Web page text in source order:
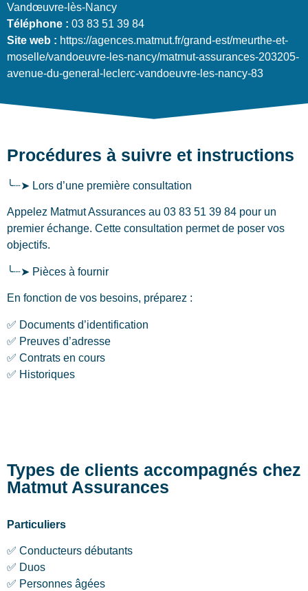
Vandœuvre-lès-Nancy
Téléphone : 03 83 51 39 84
Site web : https://agences.matmut.fr/grand-est/meurthe-et-
moselle/vandoeuvre-les-nancy/matmut-assurances-203205-
avenue-du-general-leclerc-vandoeuvre-les-nancy-83
Procédures à suivre et instructions
╰┈➤ Lors d’une première consultation
Appelez Matmut Assurances au 03 83 51 39 84 pour un
premier échange. Cette consultation permet de poser vos
objectifs.
╰┈➤ Pièces à fournir
En fonction de vos besoins, préparez :
✅ Documents d’identification
✅ Preuves d’adresse
✅ Contrats en cours
✅ Historiques
Types de clients accompagnés chez
Matmut Assurances
Particuliers
✅ Conducteurs débutants
✅ Duos
✅ Personnes âgées